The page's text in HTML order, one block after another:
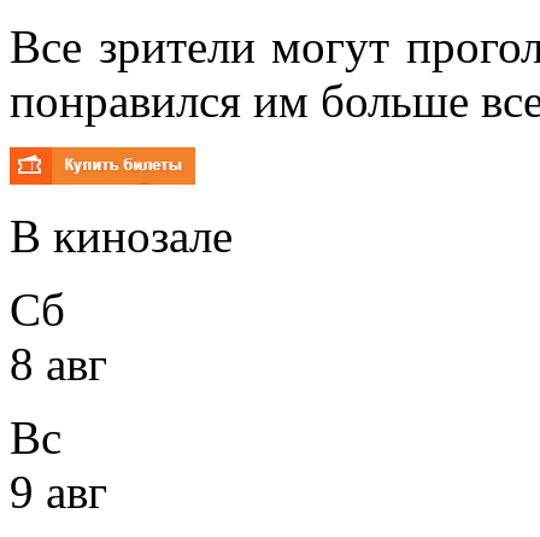
Все зрители могут
понравился им больше
В кинозале
Сб
8 авг
Вс
9 авг